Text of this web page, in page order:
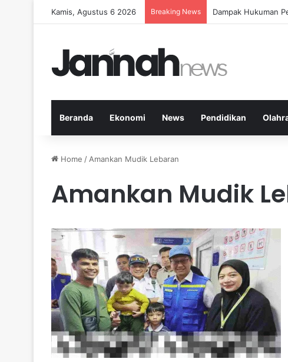
Kamis, Agustus 6 2026 Breaking News Panduan Fitness
Beranda Ekonomi News Pendidikan
Home / Amankan Mudik Lebaran
Amankan Mudik